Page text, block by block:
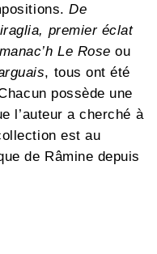
De
premier éclat
Le Rose ou
, tous ont été
possède une
l’auteur a cherché à
est au
de Râmine depuis
travail, mais aussi